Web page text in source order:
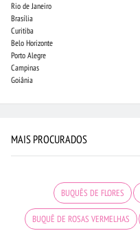
Rio de Janeiro
Brasília
Curitiba
Belo Horizonte
Porto Alegre
Campinas
Goiânia
MAIS PROCURADOS
BUQUÊS DE FLORES
BUQUÊ DE ROSAS VERMELHAS